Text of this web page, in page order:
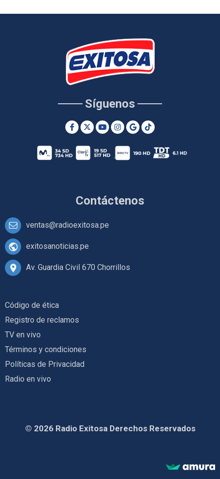
Contáctenos
ventas@radioexitosa.pe
exitosanoticias.pe
Av. Guardia Civil 670 Chorrillos
Síguenos
Código de ética
Registro de reclamos
TV en vivo
Términos y condiciones
Políticas de Privacidad
Radio en vivo
© 2026 Radio Exitosa Derechos Reservados